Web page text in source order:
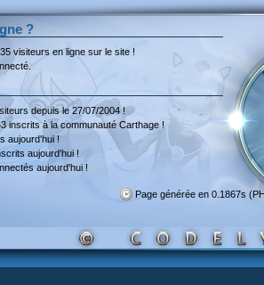
?
35 visiteurs en ligne sur le site !
depuis le 27/07/2004 !
inscritsà la communauté Carthage !
aujourd'hui !
aujourd'hui !
aujourd'hui !
Page générée en 0.1867s